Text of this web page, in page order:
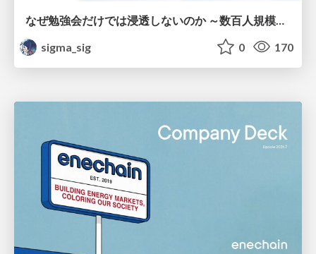
sigma_sig
0 170